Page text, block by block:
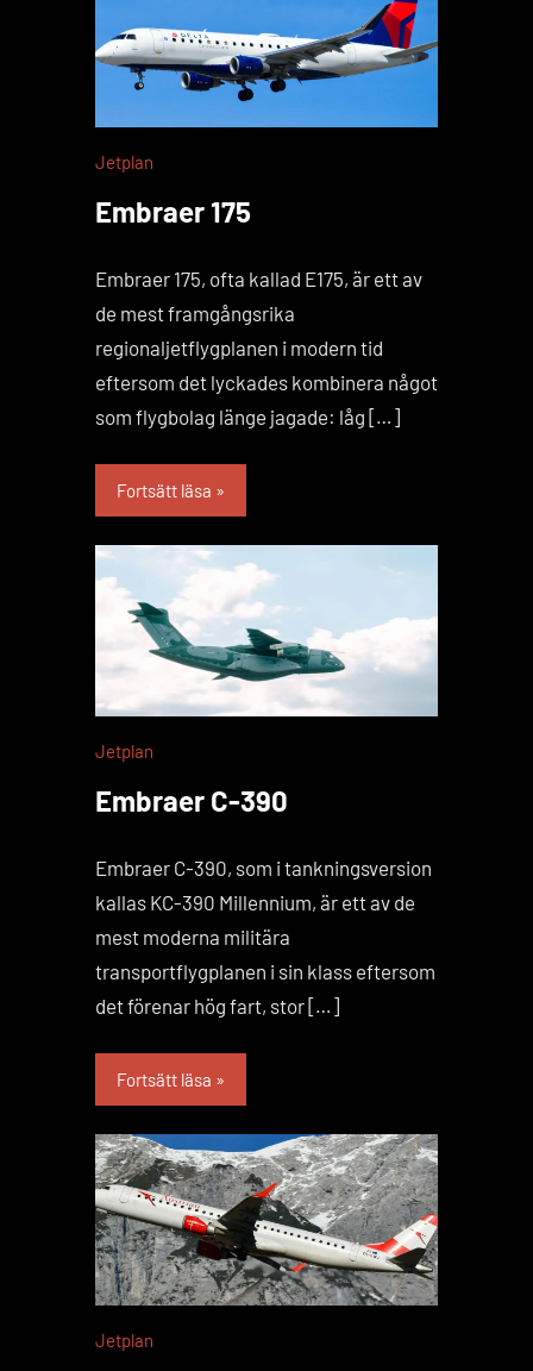
Jetplan
Embraer 175
Embraer 175, ofta kallad E175, är ett av
de mest framgångsrika
regionaljetflygplanen i modern tid
eftersom det lyckades kombinera något
som flygbolag länge jagade: låg […]
Fortsätt läsa
Jetplan
Embraer C-390
Embraer C-390, som i tankningsversion
kallas KC-390 Millennium, är ett av de
mest moderna militära
transportflygplanen i sin klass eftersom
det förenar hög fart, stor […]
Fortsätt läsa
Jetplan